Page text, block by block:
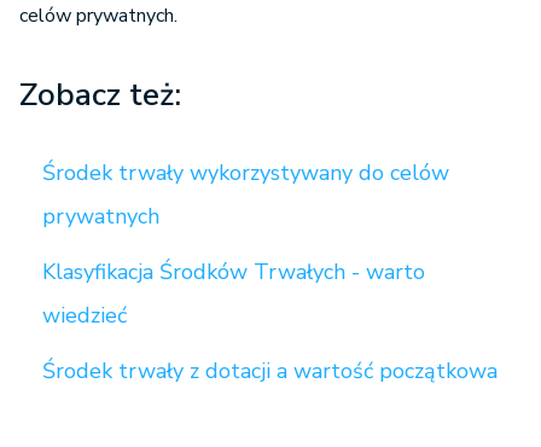
celów prywatnych.
Zobacz też:
Środek trwały wykorzystywany do celów
prywatnych
Klasyfikacja Środków Trwałych - warto
wiedzieć
Środek trwały z dotacji a wartość początkowa